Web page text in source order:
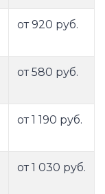
от 920 руб.
от 580 руб.
от 1 190 руб.
от 1 030 руб.